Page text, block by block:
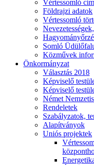
Vértessomló
Földrajzi adatok
Vértessomló
Somló
Közművek
Önkormányzat
Választás 2018
Képviselő
Képviselő
Német
Rendeletek
Szabályzatok,
Alapítványok
Uniós projektek